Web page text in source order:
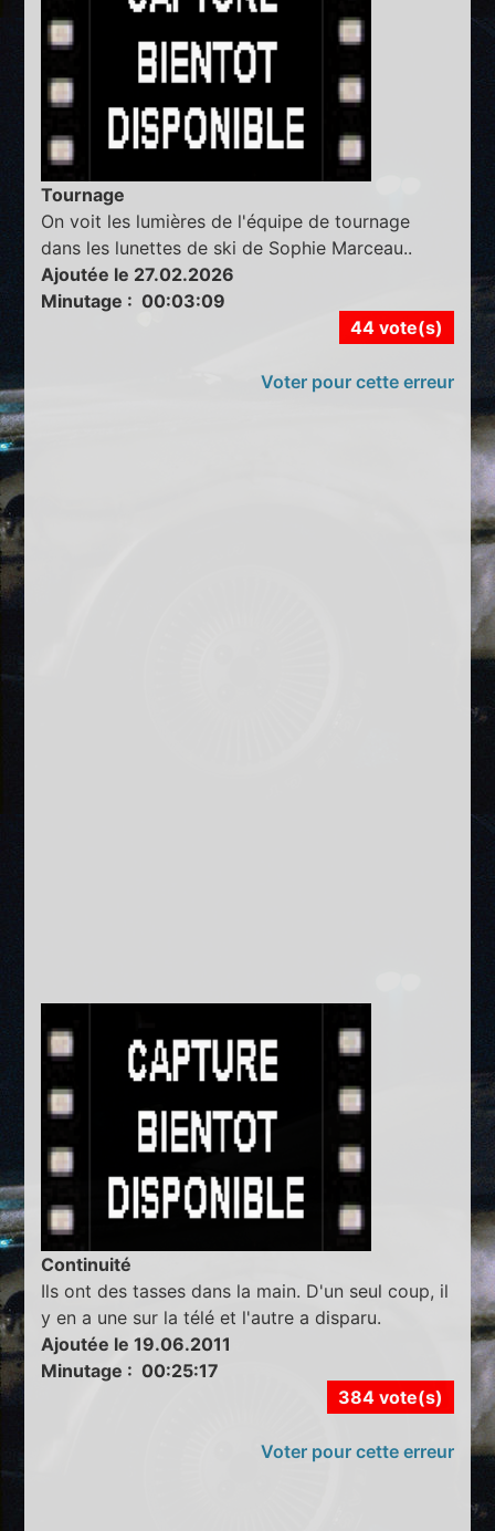
Tournage
On voit les lumières de l'équipe de tournage
dans les lunettes de ski de Sophie Marceau..
Ajoutée le 27.02.2026
Minutage : 00:03:09
44 vote(s)
Voter pour cette erreur
Continuité
Ils ont des tasses dans la main. D'un seul coup, il
y en a une sur la télé et l'autre a disparu.
Ajoutée le 19.06.2011
Minutage : 00:25:17
384 vote(s)
Voter pour cette erreur